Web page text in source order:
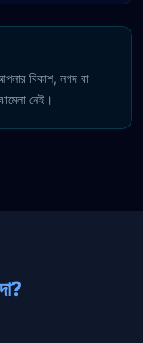
বিকাশ, নগদ বা
নেই।